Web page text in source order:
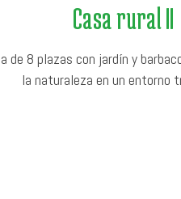
Casa rural II
de 8 plazas con jardín y
la naturaleza en un entorno